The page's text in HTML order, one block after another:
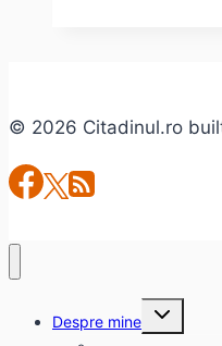
© 2026 Citadinul.ro
Despre mine
Toggle
child